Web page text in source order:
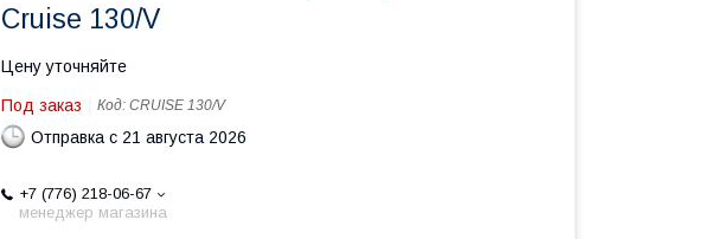
Cruise 130/V
Цену уточняйте
Под заказ Код: CRUISE 130/V
Отправка с 21 августа 2026
+7 (776) 218-06-67
менеджер магазина